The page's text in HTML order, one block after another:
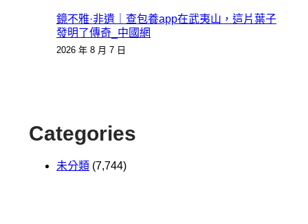
鏡不雅·非遺｜查包養app在武夷山，這片葉子
發明了傳奇_中國網
2026 年 8 月 7 日
Categories
未分類 (7,744)